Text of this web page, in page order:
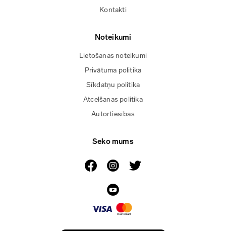
Kontakti
Noteikumi
Lietošanas noteikumi
Privātuma politika
Sīkdatņu politika
Atcelšanas politika
Autortiesības
Seko mums